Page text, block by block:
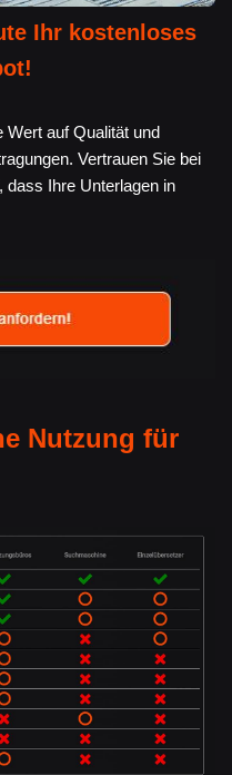
Ihr kostenloses
Wert auf Qualität und
Vertrauen Sie bei
dass Ihre Unterlagen in
Nutzung für